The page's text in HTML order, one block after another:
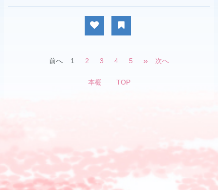
前へ 1 2 3 4 5 » 次へ
本棚 TOP